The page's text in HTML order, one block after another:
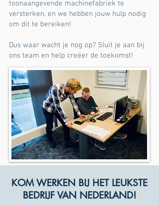
toonaangevende machinefabriek te
versterken, en we hebben jouw hulp nodig
om dit te bereiken!
Dus waar wacht je nog op? Sluit je aan bij
ons team en help creëer de toekomst!
KOM WERKEN BIJ HET LEUKSTE
BEDRIJF VAN NEDERLAND!